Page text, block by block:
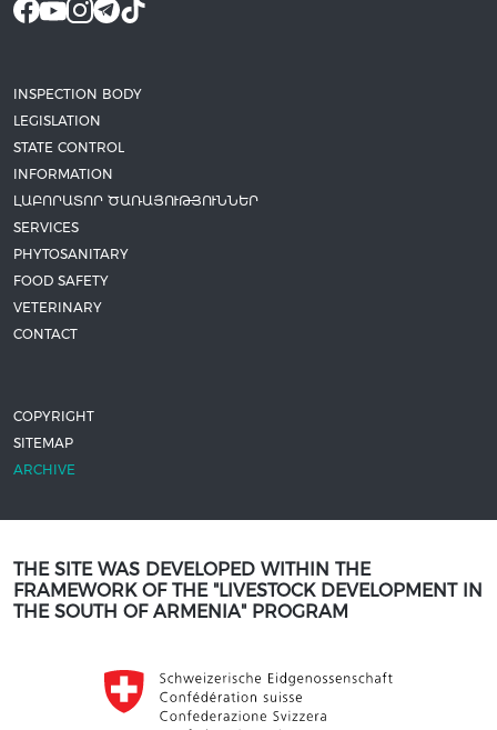
INSPECTION BODY
LEGISLATION
STATE CONTROL
INFORMATION
ԼԱԲՈՐԱՏՈՐ ԾԱՌԱՅՈՒԹՅՈՒՆՆԵՐ
SERVICES
PHYTOSANITARY
FOOD SAFETY
VETERINARY
CONTACT
COPYRIGHT
SITEMAP
ARCHIVE
THE SITE WAS DEVELOPED WITHIN THE
FRAMEWORK OF THE "LIVESTOCK DEVELOPMENT IN
THE SOUTH OF ARMENIA" PROGRAM